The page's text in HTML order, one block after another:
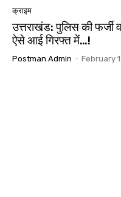
क्राइम
उत्तराखंड: पुलिस की फर्जी
ऐसे आई गिरफ्त में…!
Postman Admin - February